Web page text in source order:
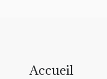
Accueil